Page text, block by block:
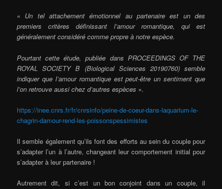
« Un tel attachement émotionnel au partenaire est un des
premiers critères définissant l’amour romantique, qui est
généralement considéré comme propre à notre espèce.
Pourtant cette étude, publiée dans PROCEEDINGS OF THE
ROYAL SOCIETY B (Biological Sciences 20190760) semble
indiquer que l’amour romantique est peut-être un sentiment que
l’on retrouve aussi chez d’autres espèces ».
https://inee.cnrs.fr/fr/cnrsinfo/peine-de-coeur-dans-laquarium-le-
chagrin-damour-rend-les-poissonspessimistes
Il semble également qu’ils font des efforts au sein du couple pour
s’adapter l’un à l’autre, changeant leur comportement initial pour
s’adapter à leur partenaire !
Autrement dit, si c’est un bon conjoint dans un couple, il